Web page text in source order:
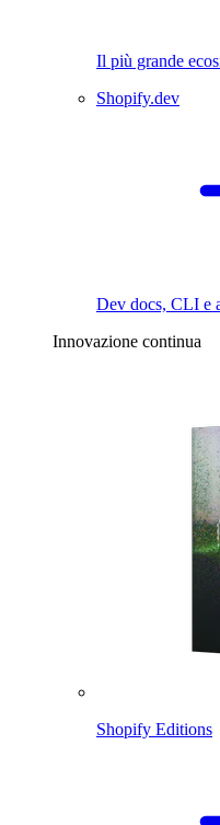
Il più grande
Shopify.dev
Dev docs, CLI e
Innovazione continua
Shopify Editions